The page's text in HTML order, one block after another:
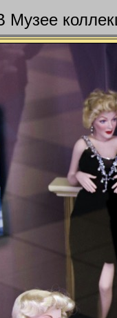
Музее